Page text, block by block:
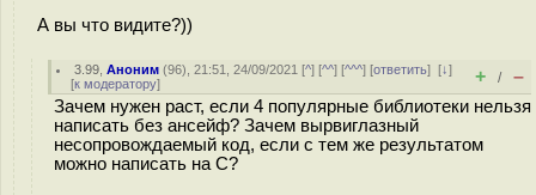
А вы что видите?))
3.99 ,Аноним (96), 21:51, 24/09/2021 [^] [^^] [^^^] [ответить][↓]
[к модератору] + / –
Зачем нужен раст, если 4 популярные библиотеки нельзя
написать без ансейф? Зачем вырвиглазный
несопровождаемый код, если с тем же результатом
можно написать на С?